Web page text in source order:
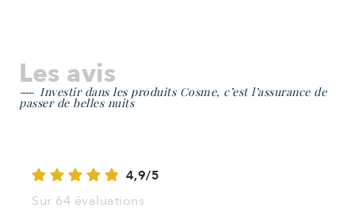
Les avis
Investir dans les produits Cosme, c’est l’assurance de
passer de belles nuits
4,9/5
Sur 64 évaluations